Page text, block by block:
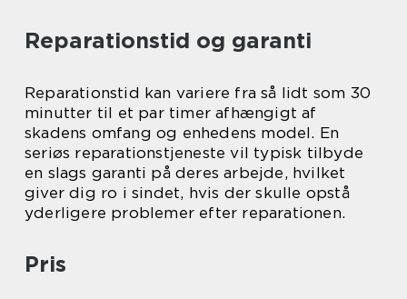
Reparationstid og garanti
Reparationstid kan variere fra så lidt som 30
minutter til et par timer afhængigt af
skadens omfang og enhedens model. En
seriøs reparationstjeneste vil typisk tilbyde
en slags garanti på deres arbejde, hvilket
giver dig ro i sindet, hvis der skulle opstå
yderligere problemer efter reparationen.
Pris